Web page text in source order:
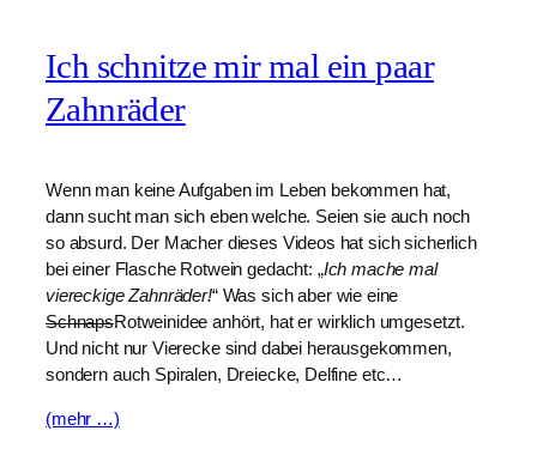
Ich schnitze mir mal ein paar
Zahnräder
Wenn man keine Aufgaben im Leben bekommen hat,
dann sucht man sich eben welche. Seien sie auch noch
so absurd. Der Macher dieses Videos hat sich sicherlich
bei einer Flasche Rotwein gedacht: „Ich mache mal
viereckige Zahnräder!“ Was sich aber wie eine
SchnapsRotweinidee anhört, hat er wirklich umgesetzt.
Und nicht nur Vierecke sind dabei herausgekommen,
sondern auch Spiralen, Dreiecke, Delfine etc…
(mehr …)